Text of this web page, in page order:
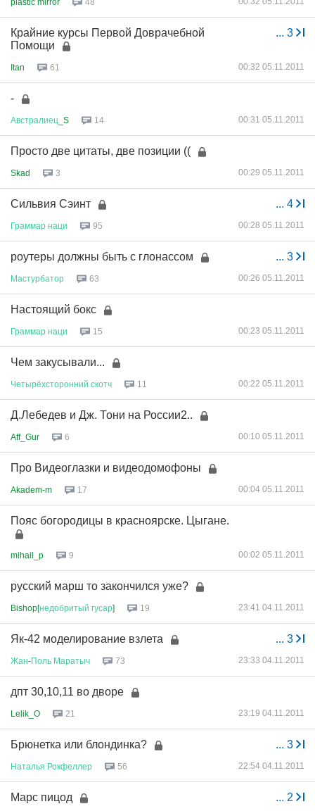
48
... 3
Крайние курсы Первой Доврачебной
Помощи
Itan 61 00:32 05.11.2011
-
Австралиец _S 14 00:31 05.11.2011
Просто две цитаты, две позиции ((
Skad 3 00:29 05.11.2011
... 4
Сильвия Сэинт
Граммар наци 95 00:28 05.11.2011
... 3
роутеры должны быть с глонассом
Мастурбатор 63 00:26 05.11.2011
Настоящий бокс
Граммар наци 15 00:23 05.11.2011
Чем закусывали...
Четырёхсторонний скотч 11 00:22 05.11.2011
Д.Лебедев и Дж. Тони на России2..
Aff_Gur 6 00:10 05.11.2011
Про Видеоглазки и видеодомофоны
Akadem-m 17 00:04 05.11.2011
Пояс богородицы в красноярске. Цыгане.
mihail_p 9 00:02 05.11.2011
русский марш то закончился уже?
Bishop[недобритый гусар] 19 23:41 04.11.2011
... 3
Як-42 моделирование взлета
Жан-Поль Маратыч 73 23:33 04.11.2011
дпт 30,10,11 во дворе
Lelik_O 21 23:19 04.11.2011
... 3
Брюнетка или блондинка?
Наталья Рокфеллер 56 22:54 04.11.2011
... 2
Марс пицод